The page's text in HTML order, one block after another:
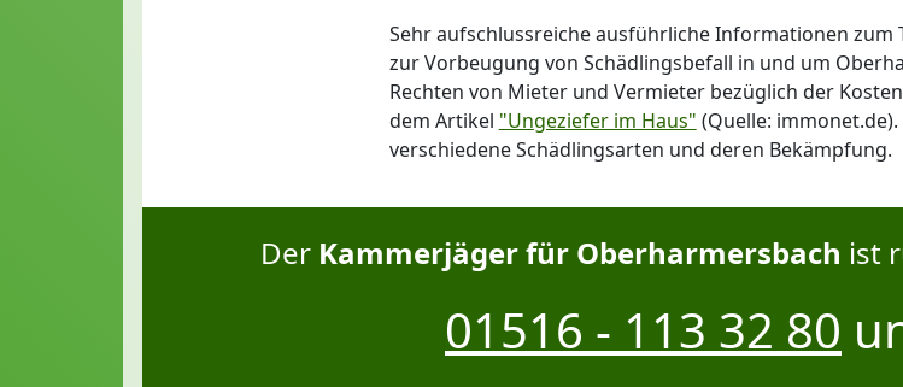
Sehr aufschlussreiche ausführliche Informationen zum
zur Vorbeugung von Schädlingsbefall in und um
Rechten von Mieter und Vermieter bezüglich der
dem Artikel "Ungeziefer im Haus" (Quelle:
verschiedene Schädlingsarten und deren Bekämpfung.
Der Kammerjäger für Oberharmersbach ist
01516 - 113 32 80